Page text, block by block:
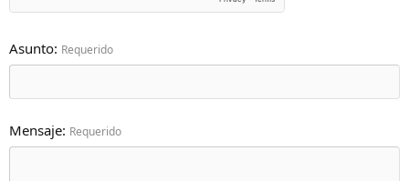
Asunto Requerido
Mensaje Requerido